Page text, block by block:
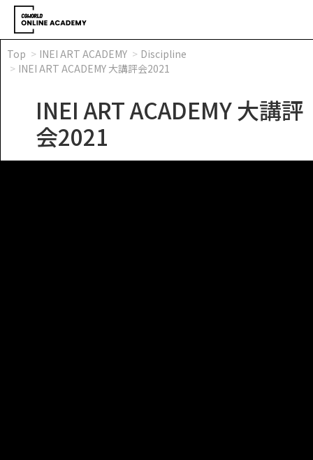
Top INEI ART ACADEMY
Discipline
INEI ART ACADEMY 大講評会2021
INEI ART ACADEMY 大講評
会2021